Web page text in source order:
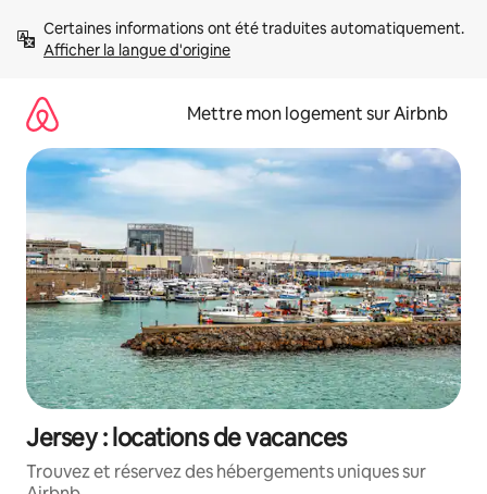
directement
Afficher la langue d'origine
Mettre mon logement sur Airbnb
Jersey : locations de vacances
Trouvez et réservez des hébergements uniques sur